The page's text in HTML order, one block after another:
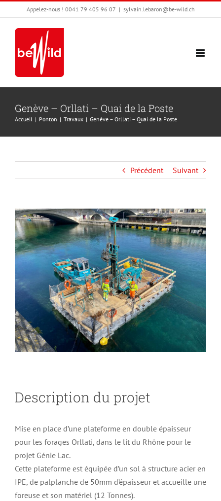
au
contenu
Appelez-nous ! 0041 79 405 96 07 | sylvain.lebaron@be-wild.ch
Genève – Orllati – Quai de la Poste
Accueil Ponton Travaux Genève – Orllati – Quai de la Poste
Précédent Suivant
View
Larger
Image
Description du projet
Mise en place d’une plateforme en double épaisseur
pour les forages Orllati, dans le lit du Rhône pour le
projet Génie Lac.
Cette plateforme est équipée d’un sol à structure acier en
IPE, de palplanche de 50mm d’épaisseur et accueille une
foreuse et son matériel (12 Tonnes).